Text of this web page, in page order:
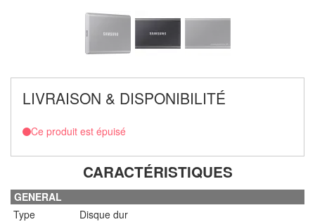
LIVRAISON & DISPONIBILITÉ
Ce produit est épuisé
CARACTÉRISTIQUES
GENERAL
Type
Disque dur